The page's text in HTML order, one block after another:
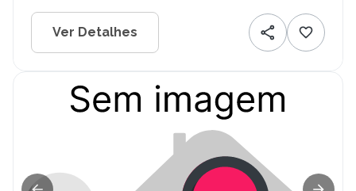
Ver Detalhes